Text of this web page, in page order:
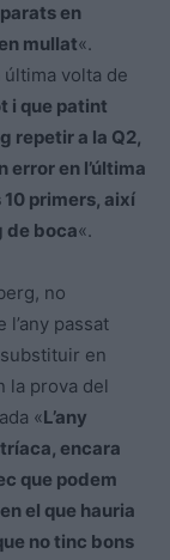
en
mullat«.
volta de
i que patint
repetir a la Q2,
error en l’última
primers, així
de boca«.
no
passat
en
la prova del
«L’any
encara
que podem
el que hauria
no tinc bons